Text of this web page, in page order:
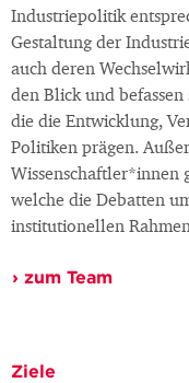
Industriepolitik
Gestaltung der
auch deren
den Blick und
die die Entwicklung,
Politiken prägen.
Wissenschaftler*innen
welche die Debatten
institutionellen
zum Team
Ziele